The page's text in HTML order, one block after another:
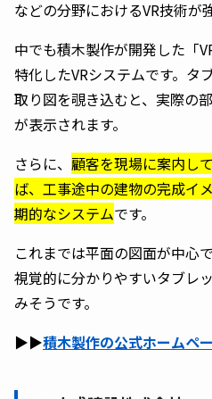
などの分野におけるVR技術が
中でも積木製作が開発した「
特化したVRシステムです。タ
取り図を覗き込むと、実際の
が表示されます。
さらに、 顧客を現場に案内し
ば、工事途中の建物の完成イ
期的なシステムです。
これまでは平面の図面が中心
視覚的に分かりやすいタブレ
みそうです。
▶︎▶︎積木製作の公式ホームペ